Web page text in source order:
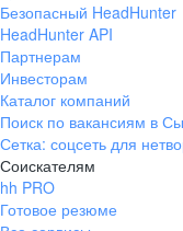
Безопасный HeadHunter
HeadHunter API
Партнерам
Инвесторам
Каталог компаний
Поиск по вакансиям в
Сетка: соцсеть для
Соискателям
hh PRO
Готовое резюме